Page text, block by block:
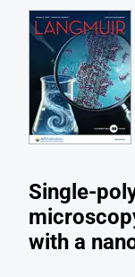
Single-
with a